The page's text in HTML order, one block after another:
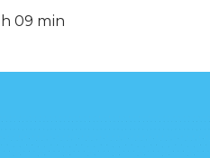
09 min